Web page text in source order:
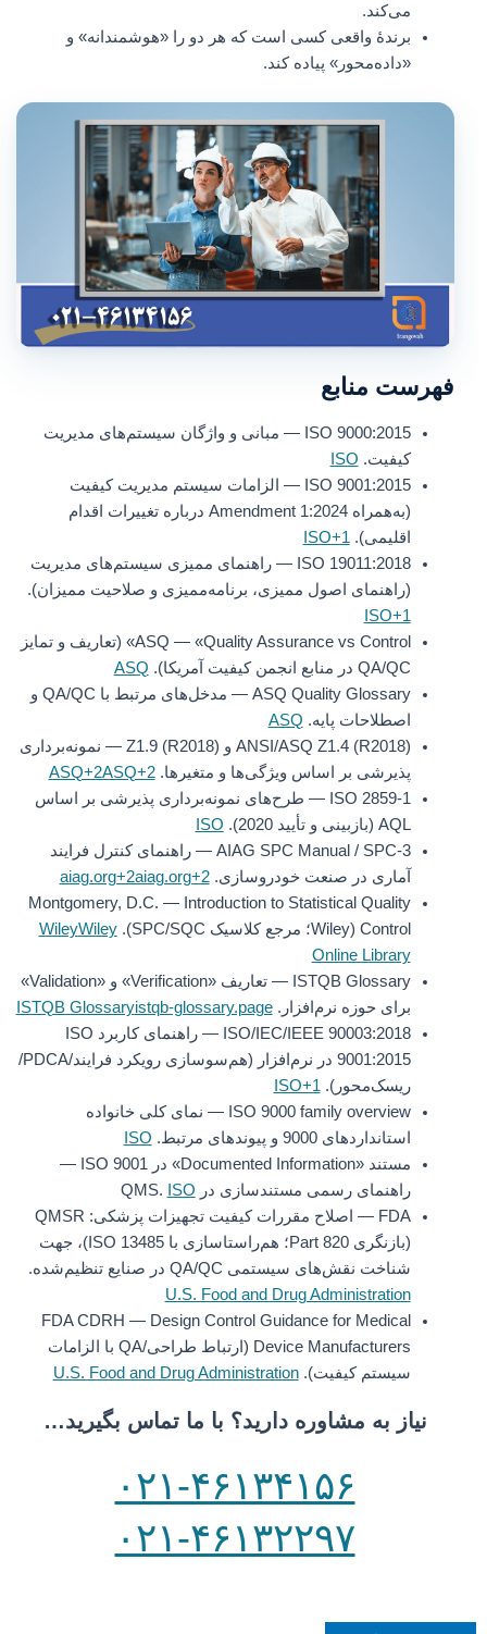
می‌کند.
برندهٔ واقعی کسی است که هر دو را «هوشمندانه» و
«داده‌محور» پیاده کند.
فهرست منابع
ISO 9000:2015 — مبانی و واژگان سیستم‌های مدیریت
کیفیت.ISO
ISO 9001:2015 — الزامات سیستم مدیریت کیفیت
(به‌همراه Amendment 1:2024 درباره تغییرات اقدام
اقلیمی).ISO+1
ISO 19011:2018 — راهنمای ممیزی سیستم‌های مدیریت
(راهنمای اصول ممیزی، برنامه‌ممیزی و صلاحیت ممیزان).
ISO+1
ASQ — «Quality Assurance vs Control» (تعاریف و تمایز
QA/QC در منابع انجمن کیفیت آمریکا).
ASQ
ASQ Quality Glossary — مدخل‌های مرتبط با QA/QC و
اصطلاحات پایه.ASQ
ANSI/ASQ Z1.4 (R2018) و Z1.9 (R2018) — نمونه‌برداری
پذیرشی بر اساس ویژگی‌ها و متغیرها.ASQ+2ASQ+2
ISO 2859-1 — طرح‌های نمونه‌برداری پذیرشی بر اساس
AQL (بازبینی و تأیید 2020).
ISO
AIAG SPC Manual / SPC-3 — راهنمای کنترل فرایند
آماری در صنعت خودروسازی.aiag.org+2aiag.org+2
Montgomery, D.C. — Introduction to Statistical Quality
Control (Wiley؛ مرجع کلاسیک SPC/SQC).
WileyWiley
Online Library
ISTQB Glossary — تعاریف «Verification» و «Validation»
برای حوزه نرم‌افزار.
ISTQB Glossaryistqb-glossary.page
ISO/IEC/IEEE 90003:2018 — راهنمای کاربرد ISO
9001:2015 در نرم‌افزار (هم‌سوسازی رویکرد فرایند/PDCA/
ریسک‌محور).ISO+1
ISO 9000 family overview — نمای کلی خانواده
استانداردهای 9000 و پیوندهای مرتبط.
ISO
مستند «Documented Information» در ISO 9001 —
راهنمای رسمی مستندسازی در QMS. ISO
FDA — اصلاح مقررات کیفیت تجهیزات پزشکی: QMSR
(بازنگری Part 820؛ هم‌راستاسازی با ISO 13485)، جهت
شناخت نقش‌های سیستمی QA/QC در صنایع تنظیم‌شده.
U.S. Food and Drug Administration
FDA CDRH — Design Control Guidance for Medical
Device Manufacturers (ارتباط طراحی/QA با الزامات
سیستم کیفیت).U.S. Food and Drug Administration
نیاز به مشاوره دارید؟ با ما تماس بگیرید…
۰۲۱-۴۶۱۳۴۱۵۶
۰۲۱-۴۶۱۳۲۲۹۷